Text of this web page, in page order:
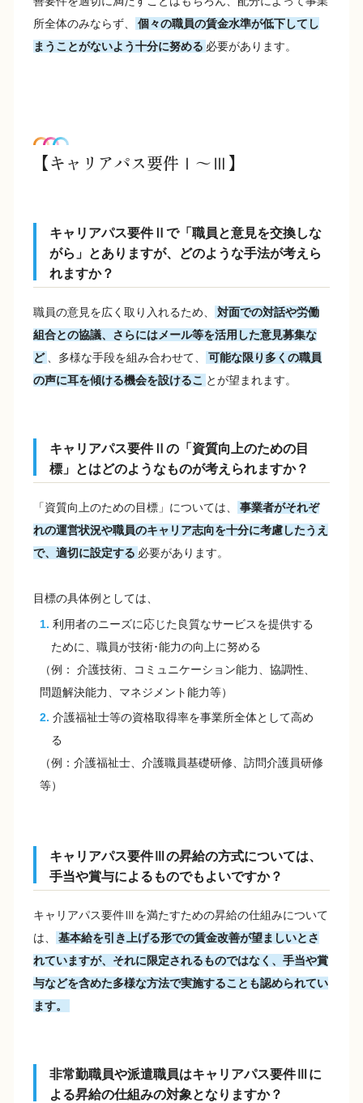
所全体のみならず、
個々の職員の賃金水準が低下してし
まうことがないよう十分に努める 必要があります。
【キャリアパス要件Ⅰ～Ⅲ】
キャリアパス要件Ⅱで「職員と意見を交換しな
がら」とありますが、どのような手法が考えら
れますか？
職員の意見を広く取り入れるため、
対面での対話や労働
組合との協議、さらにはメール等を活用した意見募集な
ど 、多様な手段を組み合わせて、
可能な限り多くの職員
の声に耳を傾ける機会を設けるこ とが望まれます。
キャリアパス要件Ⅱの「資質向上のための目
標」とはどのようなものが考えられますか？
「資質向上のための目標」については、
事業者がそれぞ
れの運営状況や職員のキャリア志向を十分に考慮したうえ
で、適切に設定する 必要があります。
目標の具体例としては、
利用者のニーズに応じた良質なサービスを提供する
ために、職員が技術･能力の向上に努める
（例： 介護技術、コミュニケーション能力、協調性、
問題解決能力、マネジメント能力等）
介護福祉士等の資格取得率を事業所全体として高め
る
（例：介護福祉士、介護職員基礎研修、訪問介護員研修
等）
キャリアパス要件Ⅲの昇給の方式については、
手当や賞与によるものでもよいですか？
キャリアパス要件Ⅲを満たすための昇給の仕組みについて
は、
基本給を引き上げる形での賃金改善が望ましいとさ
れていますが、それに限定されるものではなく、手当や賞
与などを含めた多様な方法で実施することも認められてい
ます。
非常勤職員や派遣職員はキャリアパス要件Ⅲに
よる昇給の仕組みの対象となりますか？